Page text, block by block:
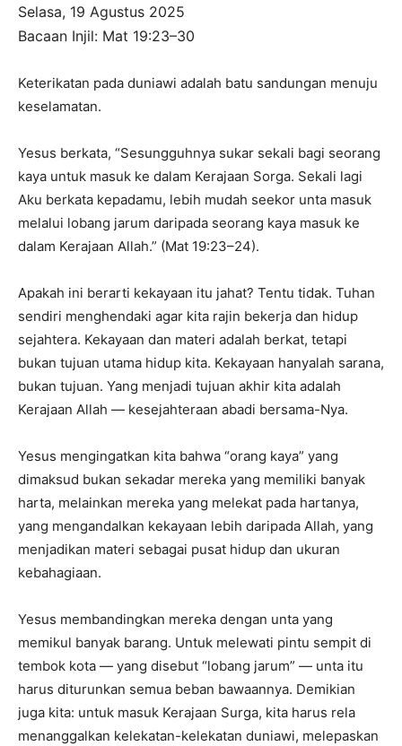
Selasa, 19 Agustus 2025
Bacaan Injil: Mat 19:23–30
Keterikatan pada duniawi adalah batu sandungan menuju
keselamatan.
Yesus berkata, “Sesungguhnya sukar sekali bagi seorang
kaya untuk masuk ke dalam Kerajaan Sorga. Sekali lagi
Aku berkata kepadamu, lebih mudah seekor unta masuk
melalui lobang jarum daripada seorang kaya masuk ke
dalam Kerajaan Allah.” (Mat 19:23–24).
Apakah ini berarti kekayaan itu jahat? Tentu tidak. Tuhan
sendiri menghendaki agar kita rajin bekerja dan hidup
sejahtera. Kekayaan dan materi adalah berkat, tetapi
bukan tujuan utama hidup kita. Kekayaan hanyalah sarana,
bukan tujuan. Yang menjadi tujuan akhir kita adalah
Kerajaan Allah — kesejahteraan abadi bersama-Nya.
Yesus mengingatkan kita bahwa “orang kaya” yang
dimaksud bukan sekadar mereka yang memiliki banyak
harta, melainkan mereka yang melekat pada hartanya,
yang mengandalkan kekayaan lebih daripada Allah, yang
menjadikan materi sebagai pusat hidup dan ukuran
kebahagiaan.
Yesus membandingkan mereka dengan unta yang
memikul banyak barang. Untuk melewati pintu sempit di
tembok kota — yang disebut “lobang jarum” — unta itu
harus diturunkan semua beban bawaannya. Demikian
juga kita: untuk masuk Kerajaan Surga, kita harus rela
menanggalkan kelekatan-kelekatan duniawi, melepaskan